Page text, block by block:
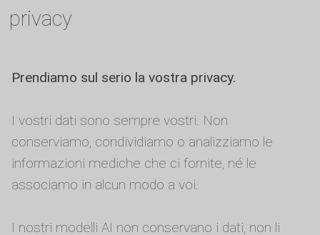
privacy
Prendiamo sul serio la vostra privacy.
I vostri dati sono sempre vostri. Non
conserviamo, condividiamo o analizziamo le
informazioni mediche che ci fornite, né le
associamo in alcun modo a voi.
I nostri modelli AI non conservano i dati, non li